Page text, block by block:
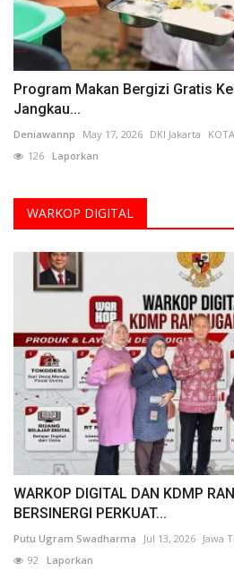
Program Makan Bergizi Gratis
Jangkau...
Deniawannp May 17, 2026 DKI Jakarta
126 Laporkan
WARKOP DIGITAL
WARKOP DIGITAL DAN KDMP
BERSINERGI PERKUAT...
Putu Ugram Swadharma Jul 13, 2026 Jawa
92 Laporkan